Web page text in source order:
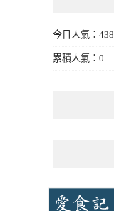
今日人氣：438
累積人氣：0